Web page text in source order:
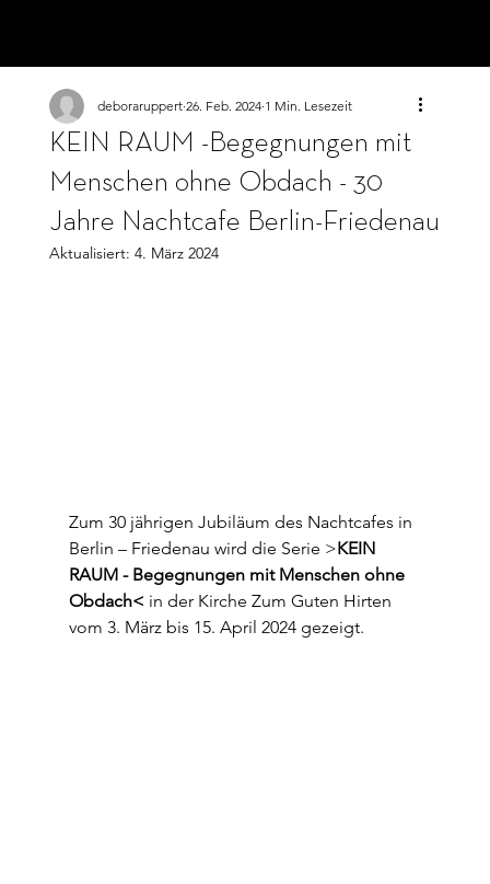
KEIN RAUM -Begegnungen mit
Menschen ohne Obdach - 30
Jahre Nachtcafe Berlin-Friedenau
deboraruppert 26. Feb. 2024 1 Min. Lesezeit
Aktualisiert: 4. März 2024
Zum 30 jährigen Jubiläum des Nachtcafes in
Berlin – Friedenau wird die Serie >KEIN
RAUM - Begegnungen mit Menschen ohne
Obdach< in der Kirche Zum Guten Hirten
vom 3. März bis 15. April 2024 gezeigt.